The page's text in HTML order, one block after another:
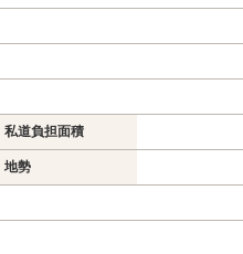
私道負担面積
地勢